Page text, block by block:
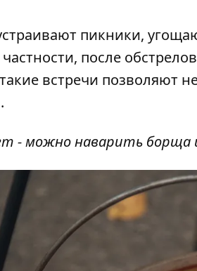
пикники,
после
встречи позволяют
- можно наварить борща